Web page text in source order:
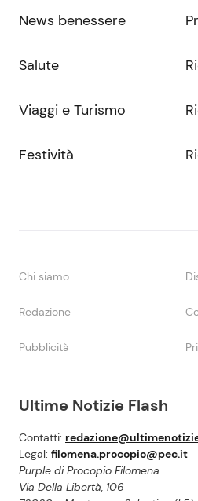
Ultime Notizie Flash
Contatti:
Legal: filomena.procopio@pec.it
Purple di Procopio Filomena
Via Della Libertà, 106
News benessere
Salute
Viaggi e Turismo
Festività
Chi siamo
Redazione
Pubblicità